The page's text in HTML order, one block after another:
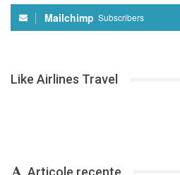
Mailchimp Subscribers
Like Airlines Travel
Articole recente